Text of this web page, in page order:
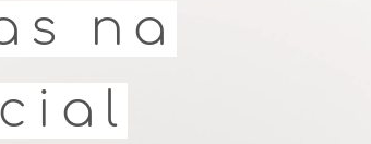
na